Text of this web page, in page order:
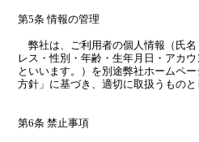
第5条 情報の管理
弊社は、ご利用者の個人情報（氏
レス・性別・年齢・生年月日・アカ
といいます。）を別途弊社ホームペ
方針」に基づき、適切に取扱うものと
第6条 禁止事項